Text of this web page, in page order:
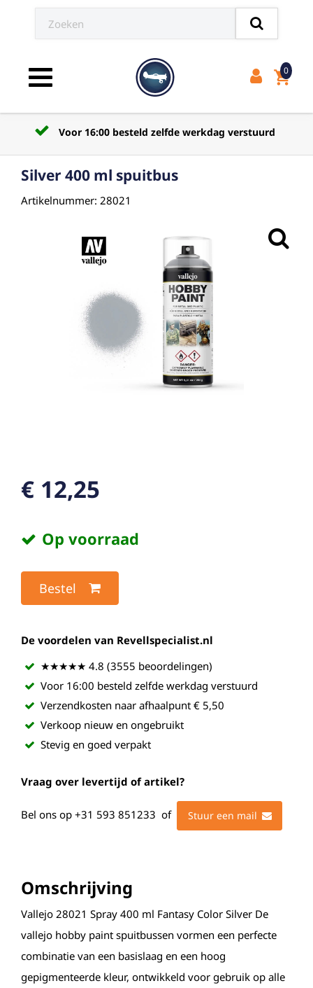
Toggle navigation shopping_cart
0
Voor 16:00 besteld zelfde werkdag verstuurd
Silver 400 ml spuitbus
Artikelnummer: 28021
€ 12,25
Op voorraad
Bestel
De voordelen van Revellspecialist.nl
★★★★★ 4.8 (3555 beoordelingen)
Voor 16:00 besteld zelfde werkdag verstuurd
Verzendkosten naar afhaalpunt € 5,50
Verkoop nieuw en ongebruikt
Stevig en goed verpakt
Vraag over levertijd of artikel?
Bel ons op +31 593 851233 of Stuur een mail
Omschrijving
Vallejo 28021 Spray 400 ml Fantasy Color Silver De
vallejo hobby paint spuitbussen vormen een perfecte
combinatie van een basislaag en een hoog
gepigmenteerde kleur, ontwikkeld voor gebruik op alle